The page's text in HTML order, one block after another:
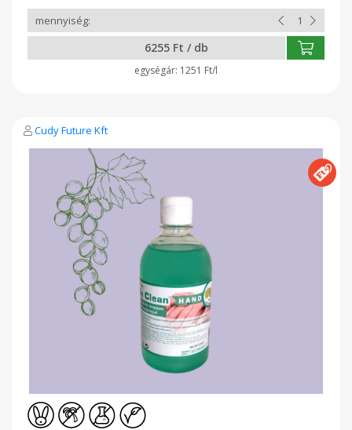
Nyíregyháza
6255 Ft / db
1251 Ft/l
Cudy Future Kft